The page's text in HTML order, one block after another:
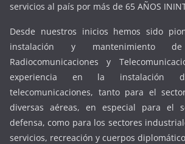
servicios al país por más de 65 AÑOS
Desde nuestros inicios hemos sido
instalación y mantenimiento
Radiocomunicaciones y
experiencia en la instalación
telecomunicaciones, tanto para el
diversas aéreas, en especial para el
defensa, como para los sectores
servicios, recreación y cuerpos